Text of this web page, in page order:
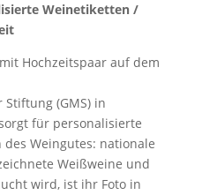
Weinetiketten /
Hochzeitspaar auf dem
(GMS) in
für personalisierte
Weingutes: nationale
Weißweine und
wird, ist ihr Foto in